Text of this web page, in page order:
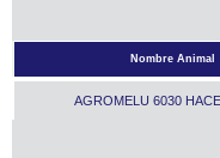
Nombre Animal
AGROMELU 6030